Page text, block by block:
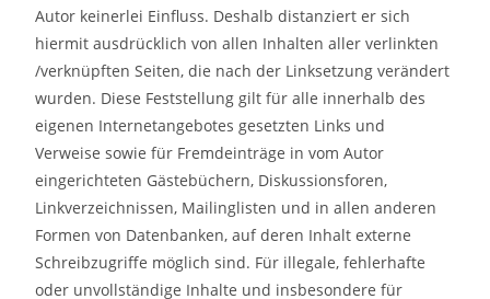
Autor keinerlei Einfluss. Deshalb distanziert er sich
hiermit ausdrücklich von allen Inhalten aller verlinkten
/verknüpften Seiten, die nach der Linksetzung verändert
wurden. Diese Feststellung gilt für alle innerhalb des
eigenen Internetangebotes gesetzten Links und
Verweise sowie für Fremdeinträge in vom Autor
eingerichteten Gästebüchern, Diskussionsforen,
Linkverzeichnissen, Mailinglisten und in allen anderen
Formen von Datenbanken, auf deren Inhalt externe
Schreibzugriffe möglich sind. Für illegale, fehlerhafte
oder unvollständige Inhalte und insbesondere für